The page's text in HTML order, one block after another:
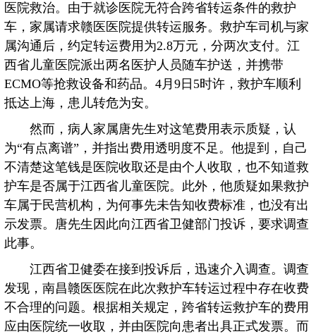
医院救治。由于就诊医院无符合跨省转运条件的救护
车，家属请求赣医医院提供转运服务。救护车司机与家
属沟通后，约定转运费用为2.8万元，分两次支付。江
西省儿童医院派出两名医护人员随车护送，并携带
ECMO等抢救设备和药品。4月9日5时许，救护车顺利
抵达上海，患儿转危为安。
然而，病人家属唐先生对这笔费用表示质疑，认
为“有点离谱”，并指出费用透明度不足。他提到，自己
不清楚这笔钱是医院收取还是由个人收取，也不知道救
护车是否属于江西省儿童医院。此外，他质疑如果救护
车属于民营机构，为何事先未告知收费标准，也没有出
示发票。唐先生因此向江西省卫健部门投诉，要求调查
此事。
江西省卫健委在接到投诉后，迅速介入调查。调查
发现，南昌赣医医院在此次救护车转运过程中存在收费
不合理的问题。根据相关规定，跨省转运救护车的费用
应由医院统一收取，并由医院向患者出具正式发票。而